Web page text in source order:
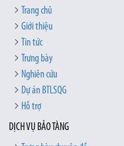
Trang chủ
Giới thiệu
Tin tức
Trưng bày
Nghiên cứu
Dự án BTLSQG
Hỗ trợ
DỊCH VỤ BẢO TÀNG